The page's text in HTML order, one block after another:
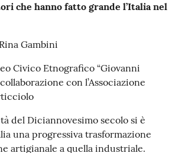
che hanno fatto grande l’Italia nel
Gambini
Civico Etnografico “Giovanni
con l’Associazione
del Diciannovesimo secolo si è
una progressiva trasformazione
artigianale a quella industriale.